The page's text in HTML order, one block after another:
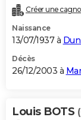
Créer une
Naissance
13/07/1937 à
Décès
26/12/2003 à
Louis BOTS